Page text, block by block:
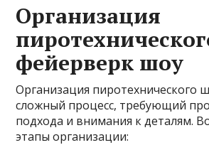
Организация
фейерверк шоу
Организация пиротехнического
сложный процесс, требующий
подхода и внимания к деталям.
этапы организации: